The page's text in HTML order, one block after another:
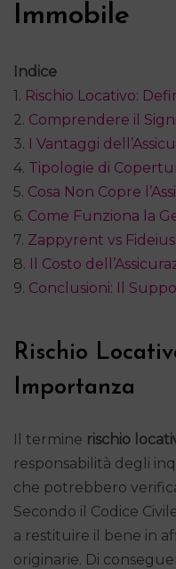
Immobile
Indice
1. Rischio Locativo:
2. Comprendere il
3. I Vantaggi
4. Tipologie di
5. Cosa Non Copre
6. Come Funziona la
7. Zappyrent vs
8. Il Costo
9. Conclusioni: Il
Rischio
Importanza
Il termine rischio
responsabilità degli
che potrebbero
Secondo il Codice
a restituire il bene in
originarie. Di